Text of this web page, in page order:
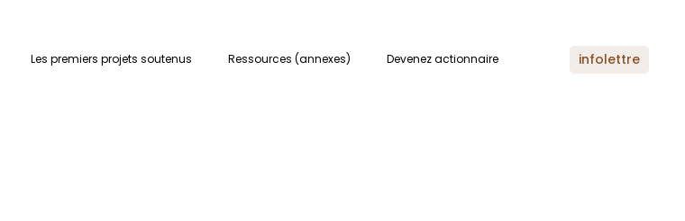
Arts et Cultures
Les premiers projets soutenus Ressources (annexes) Devenez actionnaire infolettre